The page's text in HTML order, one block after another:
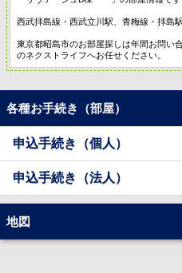
西武拝島線・西武立川駅、青梅線・拝島
東京都昭島市のお部屋探しは年間お問い
のネクストライフへお任せください。
各種お手続き（部屋）
申込手続き（個人）
申込手続き（法人）
地図